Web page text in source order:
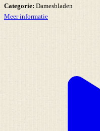
Categorie: Damesbladen
Meer informatie